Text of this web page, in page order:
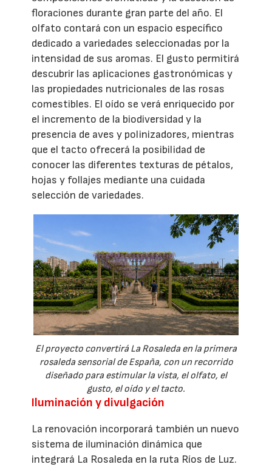
floraciones durante gran parte del año. El
olfato contará con un espacio específico
dedicado a variedades seleccionadas por la
intensidad de sus aromas. El gusto permitirá
descubrir las aplicaciones gastronómicas y
las propiedades nutricionales de las rosas
comestibles. El oído se verá enriquecido por
el incremento de la biodiversidad y la
presencia de aves y polinizadores, mientras
que el tacto ofrecerá la posibilidad de
conocer las diferentes texturas de pétalos,
hojas y follajes mediante una cuidada
selección de variedades.
El proyecto convertirá La Rosaleda en la primera
rosaleda sensorial de España, con un recorrido
diseñado para estimular la vista, el olfato, el
gusto, el oído y el tacto.
Iluminación y divulgación
La renovación incorporará también un nuevo
sistema de iluminación dinámica que
integrará La Rosaleda en la ruta Ríos de Luz.